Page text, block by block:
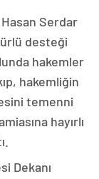
Serdar
desteği
hakemler
hakemliğin
temenni
hayırlı
Dekanı